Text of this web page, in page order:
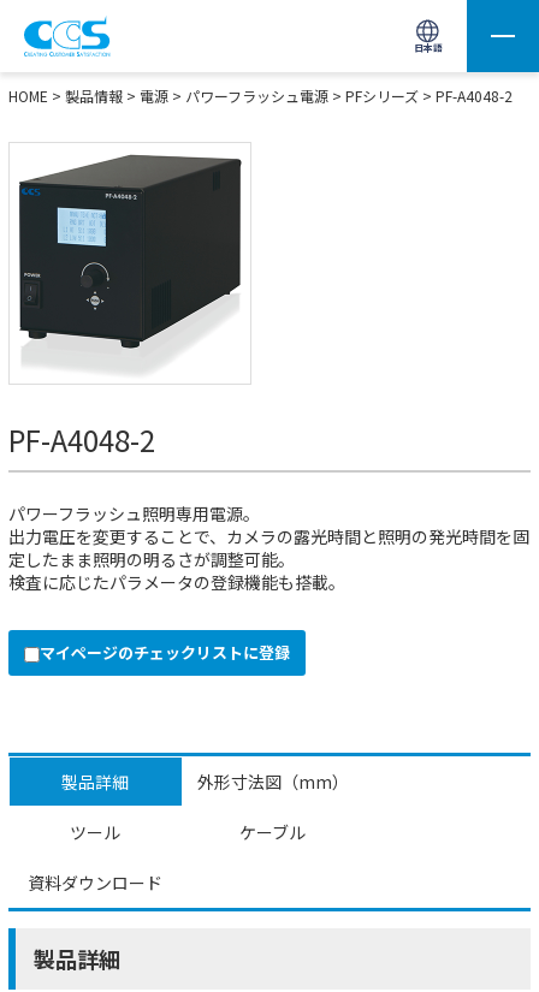
日本語
画像処理用の製品検索 サイト内検索(Enterで実行)
HOME > 製品情報 > 電源 > パワーフラッシュ電源 > PFシリーズ > PF-A4048-2
PF-A4048-2
パワーフラッシュ照明専用電源。
出力電圧を変更することで、カメラの露光時間と照明の発光時間を固
定したまま照明の明るさが調整可能。
検査に応じたパラメータの登録機能も搭載。
マイページのチェックリストに登録
製品詳細 外形寸法図（mm）
ツール ケーブル
資料ダウンロード
製品詳細